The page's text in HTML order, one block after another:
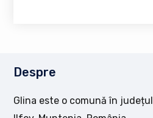
Despre
Glina este o comună în județul